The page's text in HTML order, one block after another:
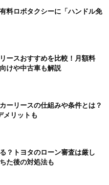
料ロボタクシーに「ハンドル免
ースおすすめを比較！月額料
けや中古車も解説
ーリースの仕組みや条件とは？
メリットも
？トヨタのローン審査は厳し
た後の対処法も